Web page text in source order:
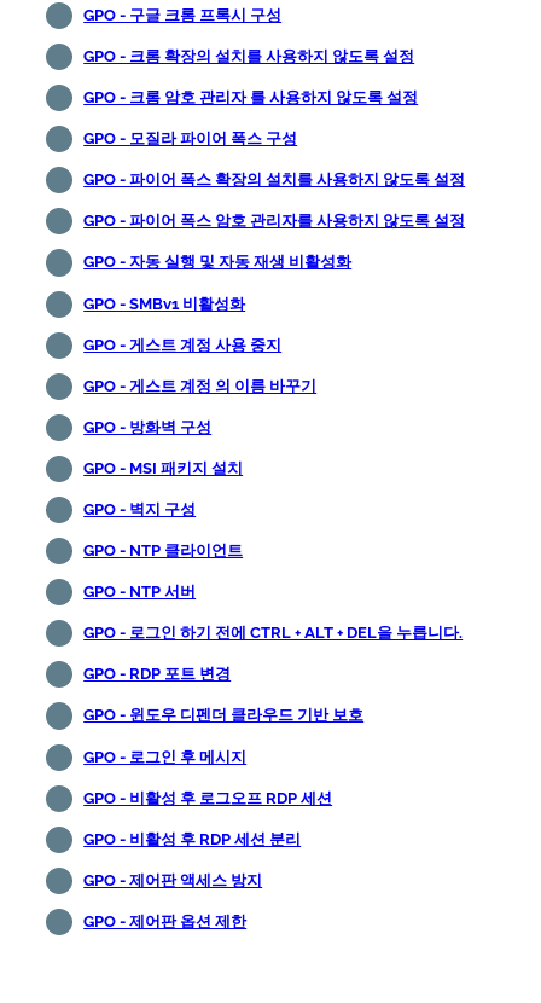
GPO - 구글 크롬 프록시 구성
GPO - 크롬 확장의 설치를 사용하지 않도록 설정
GPO - 크롬 암호 관리자 를 사용하지 않도록 설정
GPO - 모질라 파이어 폭스 구성
GPO - 파이어 폭스 확장의 설치를 사용하지 않도록 설정
GPO - 파이어 폭스 암호 관리자를 사용하지 않도록 설정
GPO - 자동 실행 및 자동 재생 비활성화
GPO - SMBv1 비활성화
GPO - 게스트 계정 사용 중지
GPO - 게스트 계정 의 이름 바꾸기
GPO - 방화벽 구성
GPO - MSI 패키지 설치
GPO - 벽지 구성
GPO - NTP 클라이언트
GPO - NTP 서버
GPO - 로그인 하기 전에 CTRL + ALT + DEL을 누릅니다.
GPO - RDP 포트 변경
GPO - 윈도우 디펜더 클라우드 기반 보호
GPO - 로그인 후 메시지
GPO - 비활성 후 로그오프 RDP 세션
GPO - 비활성 후 RDP 세션 분리
GPO - 제어판 액세스 방지
GPO - 제어판 옵션 제한